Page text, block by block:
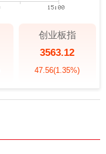
创业板指
3563.12
47.56(1.35%)